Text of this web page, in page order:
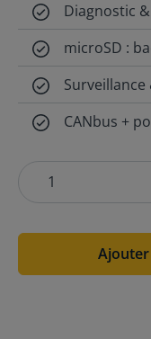
Diagnostic
microSD :
CANbus +
Ajouter